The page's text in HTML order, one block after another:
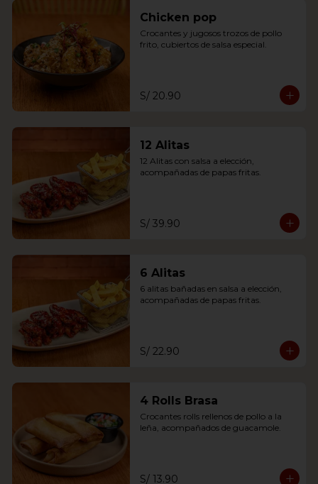
Chicken pop
Crocantes y jugosos trozos de pollo
frito, cubiertos de salsa especial.
S/ 20.90
12 Alitas
12 Alitas con salsa a elección,
acompañadas de papas fritas.
S/ 39.90
6 Alitas
6 alitas bañadas en salsa a elección,
acompañadas de papas fritas.
S/ 22.90
4 Rolls Brasa
Crocantes rolls rellenos de pollo a la
leña, acompañados de guacamole.
S/ 13.90